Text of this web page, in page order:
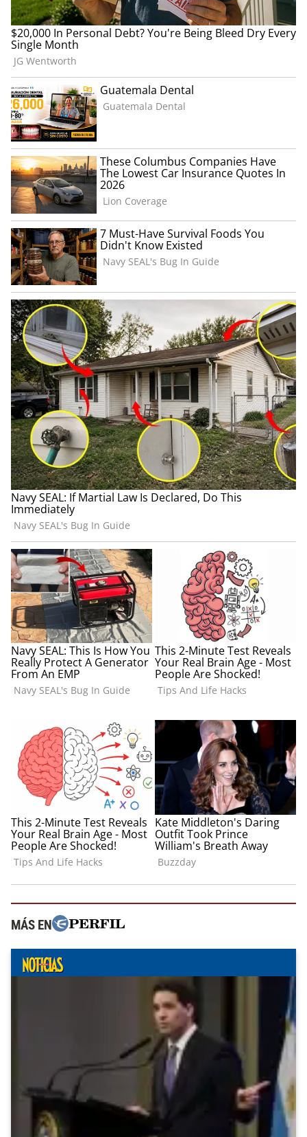
MÁS EN